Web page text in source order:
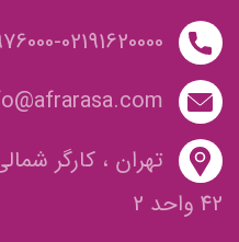
02191620000
تهران ، کارگر
42 واحد 2